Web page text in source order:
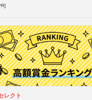
レクト